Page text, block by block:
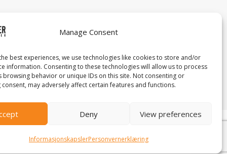
Manage Consent
best experiences, we use technologies like cookies to store and/or
information. Consenting to these technologies will allow us to process
browsing behavior or unique IDs on this site. Not consenting or
may adversely affect certain features and functions.
Deny View preferences
InformasjonskapslerPersonvernerklæring
love byPlayDesign Studio